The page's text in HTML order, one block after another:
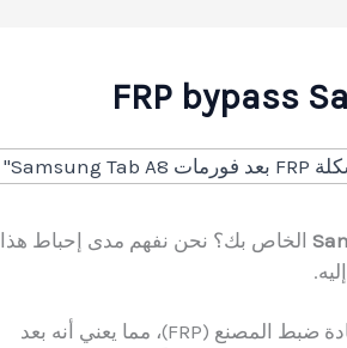
الخاص بك؟ نحن نفهم مدى إحباط هذا
تحتوي الأجهزة الحديثة مثل Samsung Tab A8 على ميزة حماية إعادة ضبط المصنع (FRP)، مما يعني أنه بعد